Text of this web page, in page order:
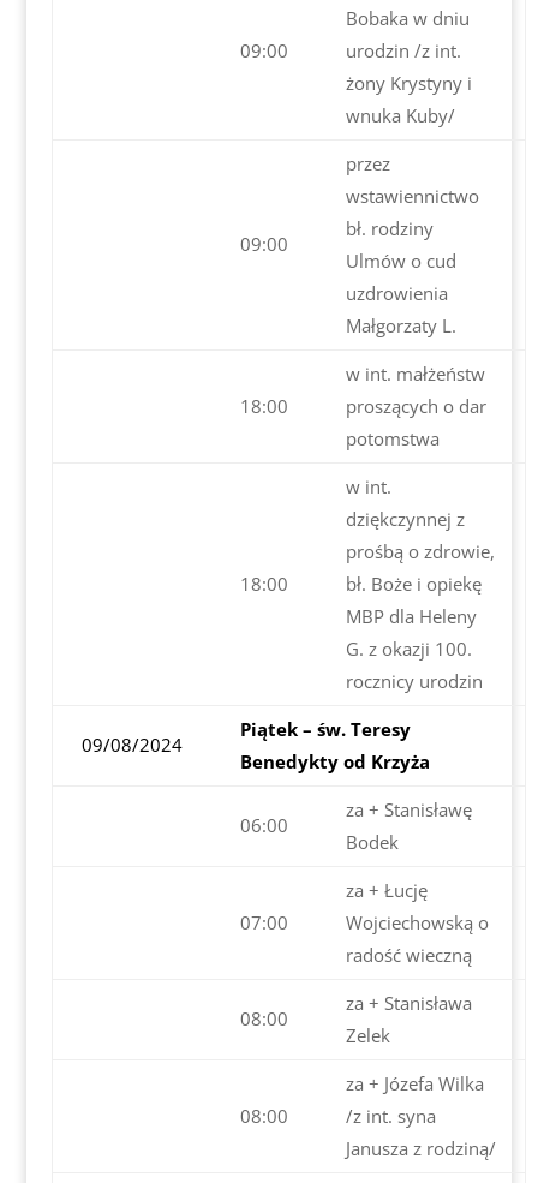
09:00
Bobaka w dniu
urodzin /z int.
żony Krystyny i
wnuka Kuby/
09:00
przez
wstawiennictwo
bł. rodziny
Ulmów o cud
uzdrowienia
Małgorzaty L.
18:00
w int. małżeństw
proszących o dar
potomstwa
18:00
w int.
dziękczynnej z
prośbą o zdrowie,
bł. Boże i opiekę
MBP dla Heleny
G. z okazji 100.
rocznicy urodzin
09/08/2024
Piątek – św. Teresy
Benedykty od Krzyża
06:00
za + Stanisławę
Bodek
07:00
za + Łucję
Wojciechowską o
radość wieczną
08:00
za + Stanisława
Zelek
08:00
za + Józefa Wilka
/z int. syna
Janusza z rodziną/